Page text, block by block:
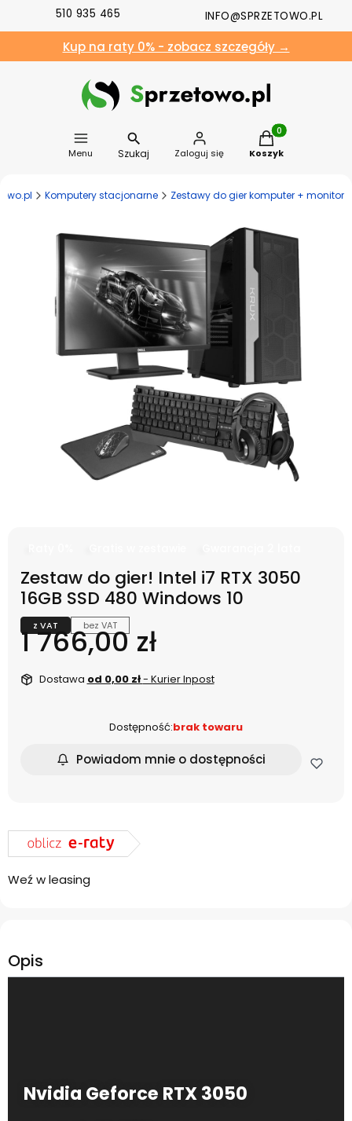
510 935 465 INFO@SPRZETOWO.PL
Kup na raty 0% - zobacz szczegóły →
Menu Szukaj Zaloguj się
Produkty w
Koszyk
Komputery stacjonarne Zestawy do gier komputer + monitor
Zestaw do gier! Intel i7 RTX 3050
16GB SSD 480 Windows 10
z VAT bez VAT
Cena
1 766,00 zł
Dostawa od 0,00 zł- Kurier Inpost
Dostępność:brak towaru
Powiadom mnie o dostępności
Weź w leasing
Opis
Nvidia Geforce RTX 3050